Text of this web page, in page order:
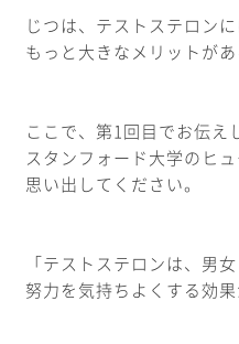
じつは、テストステロンに
もっと大きなメリットがあ
ここで、第1回目でお伝え
スタンフォード大学のヒ
思い出してください。
「テストステロンは、男女
努力を気持ちよくする効果